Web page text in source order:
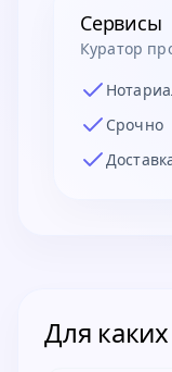
Сервисы
Куратор
Срочно
Для